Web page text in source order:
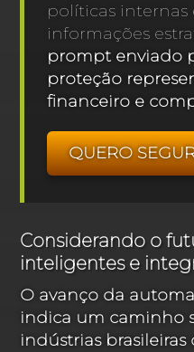
políticas
informações
prompt enviado
proteção
financeiro e
QUERO
Considerando o
inteligentes e
O avanço da
indica um caminho
indústrias